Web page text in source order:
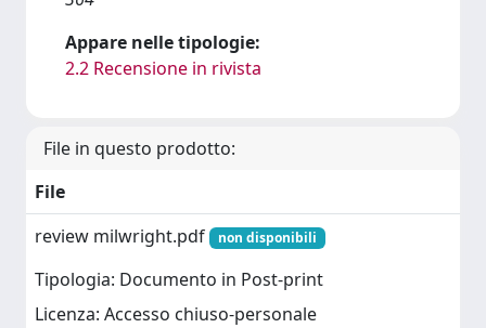
Appare nelle tipologie:
2.2 Recensione in rivista
File in questo prodotto:
File
review milwright.pdf
non disponibili
Tipologia: Documento in Post-print
Licenza: Accesso chiuso-personale